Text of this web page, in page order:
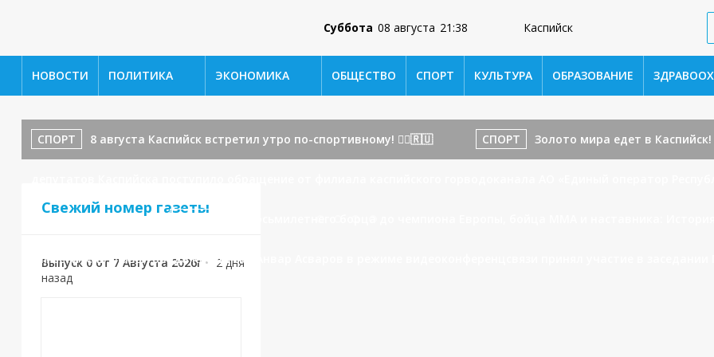
Суббота 08 августа 21:38 Каспийск
НОВОСТИ ПОЛИТИКА ЭКОНОМИКА ОБЩЕСТВО СПОРТ КУЛЬТУРА ОБРАЗОВАНИЕ
СПОРТ 8 августа Каспийск встретил утро по-спортивному! 🏃‍♂️🇷🇺 СПОРТ Золото мира едет в Каспийск!
заместитель главы города Каспийска Анвар Асваров в режиме видеоконференцсвязи принял участие в
Свежий номер газеты
Выпуск 0 от 7 Августа 2026г • 2 дня
назад